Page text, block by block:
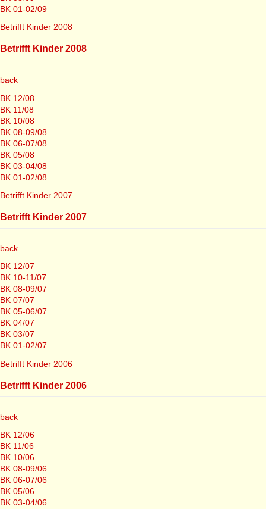
BK 01-02/09
Betrifft Kinder 2008
Betrifft Kinder 2008
back
BK 12/08
BK 11/08
BK 10/08
BK 08-09/08
BK 06-07/08
BK 05/08
BK 03-04/08
BK 01-02/08
Betrifft Kinder 2007
Betrifft Kinder 2007
back
BK 12/07
BK 10-11/07
BK 08-09/07
BK 07/07
BK 05-06/07
BK 04/07
BK 03/07
BK 01-02/07
Betrifft Kinder 2006
Betrifft Kinder 2006
back
BK 12/06
BK 11/06
BK 10/06
BK 08-09/06
BK 06-07/06
BK 05/06
BK 03-04/06